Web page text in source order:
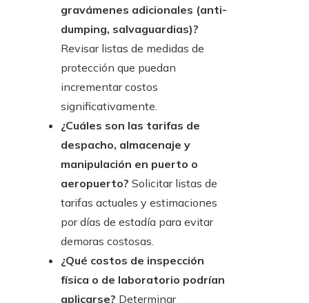
gravámenes adicionales (anti-
dumping, salvaguardias)?
Revisar listas de medidas de
protección que puedan
incrementar costos
significativamente.
¿Cuáles son las tarifas de
despacho, almacenaje y
manipulación en puerto o
aeropuerto? Solicitar listas de
tarifas actuales y estimaciones
por días de estadía para evitar
demoras costosas.
¿Qué costos de inspección
física o de laboratorio podrían
aplicarse? Determinar